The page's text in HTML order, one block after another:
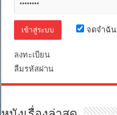
จดจำฉัน
ลงทะเบียน
ลืมรหัสผ่าน